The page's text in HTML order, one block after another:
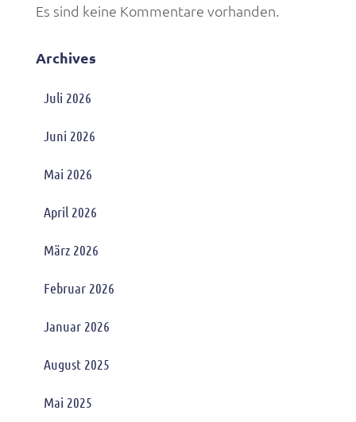
Es sind keine Kommentare vorhanden.
Archives
Juli 2026
Juni 2026
Mai 2026
April 2026
März 2026
Februar 2026
Januar 2026
August 2025
Mai 2025